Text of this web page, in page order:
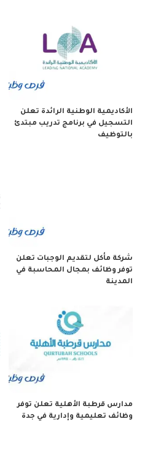
الأكاديمية الوطنية الرائدة تعلن
التسجيل في برنامج تدريب مبتدئ
بالتوظيف
شركة مأكل لتقديم الوجبات تعلن
توفر وظائف بمجال المحاسبة في
المدينة
مدارس قرطبة الأهلية تعلن توفر
وظائف تعليمية وإدارية في جدة